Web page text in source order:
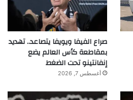
صراع الفيفا ويويفا يتصاعد.. تهديد
بمقاطعة كأس العالم يضع
إنفانتينو تحت الضغط
أغسطس 7, 2026